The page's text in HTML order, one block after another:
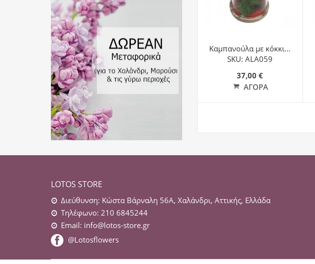
Καμπανούλα με κόκκι...
SKU: ALA059
37,00 €
ΑΓΟΡΆ
LOTOS STORE
Διεύθυνση: Κώστα Βάρναλη 56Α, Χαλάνδρι, Αττικής, Ελλάδα
Τηλέφωνο: 210 6845244
Email: info@lotos-store.gr
@Lotosflowers